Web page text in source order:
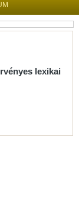
lexikai